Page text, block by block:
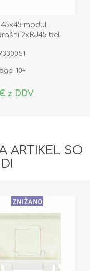
45x45 modul
2xRJ45 bel
10+
z DDV
ARTIKEL SO